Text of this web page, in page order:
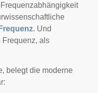
Und
Frequenz, als
belegt die moderne